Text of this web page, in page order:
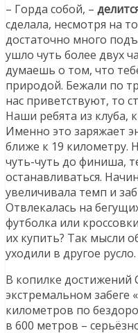
– Горда собой, –
сделала, несмотря на
достаточно много
ушло чуть более двух
думаешь о том, что
природой. Бежали по
нас приветствуют, то
Наши ребята из клуба,
Именно это заряжает
ближе к 19 километру.
чуть-чуть до финиша,
останавливаться.
увеличивала темп и
Отвлекалась на
футболка или
их купить? Так мысли
уходили в другое русло.
В копилке достижений
экстремальном
километров по
в 600 метров –